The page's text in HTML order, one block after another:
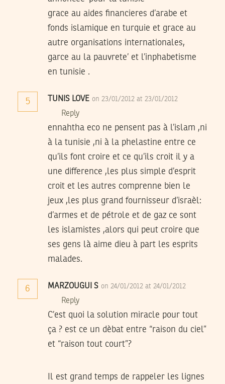
grace au aides financieres d’arabe et
fonds islamique en turquie et grace au
autre organisations internationales,
garce au la pauvrete’ et l’inphabetisme
en tunisie .
5 TUNIS LOVE on 23/01/2012 at 23/01/2012
Reply
ennahtha eco ne pensent pas à l’islam ,ni
à la tunisie ,ni à la phelastine entre ce
qu’ils font croire et ce qu’ils croit il y a
une difference ,les plus simple d’esprit
croit et les autres comprenne bien le
jeux ,les plus grand fournisseur d’israèl:
d’armes et de pétrole et de gaz ce sont
les islamistes ,alors qui peut croire que
ses gens là aime dieu à part les esprits
malades.
6 MARZOUGUI S on 24/01/2012 at 24/01/2012
Reply
C’est quoi la solution miracle pour tout
ça ? est ce un dèbat entre “raison du ciel”
et “raison tout court”?
Il est grand temps de rappeler les lignes